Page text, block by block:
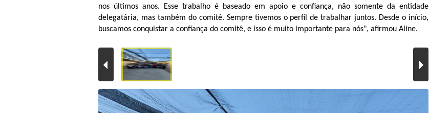
nos últimos anos. Esse trabalho é baseado em apoio e confiança, não somente da entidade
delegatária, mas também do comitê. Sempre tivemos o perfil de trabalhar juntos. Desde o início,
buscamos conquistar a confiança do comitê, e isso é muito importante para nós", afirmou Aline.